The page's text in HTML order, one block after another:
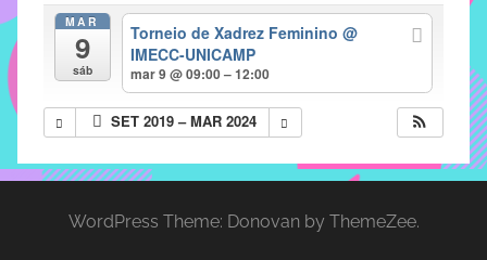
para
prevenção
MAR
9
sáb
Torneio de Xadrez Feminino@
IMECC-UNICAMP
mar 9 @ 09:00 – 12:00
SET 2019 – MAR 2024
WordPress Theme: Donovan by ThemeZee.